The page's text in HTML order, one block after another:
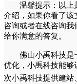
温馨提示：以上
介绍，如果你看了该
咨询或者在线咨询我
给你满意的答复。
佛山小禹科技是
优化， 小禹科技能够
次小禹科技提供建站